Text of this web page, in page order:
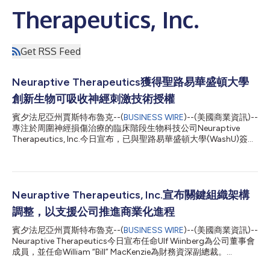
Therapeutics, Inc.
Get RSS Feed
Neuraptive Therapeutics獲得聖路易華盛頓大學
創新生物可吸收神經刺激技術授權
賓夕法尼亞州賈斯特布魯克--(BUSINESS WIRE)--(美國商業資訊)--
專注於周圍神經損傷治療的臨床階段生物科技公司Neuraptive
Therapeutics, Inc.今日宣布，已與聖路易華盛頓大學(WashU)簽署
研發，可透過向受損神經精準輸送電脈波，加快神經再生。該裝置
術進行取出。 WashU副校長兼技術管理辦公室董事總經理Nichole
R. Mercier博士表示：「WashU欣然與Neuraptive這樣一家新興企
業攜手合作，共同推進源自我校科研實驗室的生物可吸收技術平台
的開發。此次授權合約將推動該技術平台的進一步開發，加快其在
周圍神經修復領域的應用，並為病患帶來切實獲益。」
Neuraptive Therapeutics董事長兼執行長Bob Radie表示：「此次
交易是我們進一步豐富產品組合、為神經損傷病患提供更多治療選
Neuraptive Therapeutics, Inc.宣布關鍵組織架構
調整，以支援公司推進商業化進程
賓夕法尼亞州賈斯特布魯克--(BUSINESS WIRE)--(美國商業資訊)--
Neuraptive Therapeutics今日宣布任命Ulf Wiinberg為公司董事會
成員，並任命William “Bill” MacKenzie為財務資深副總裁。